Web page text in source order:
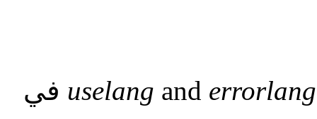
uselang and errorlang في